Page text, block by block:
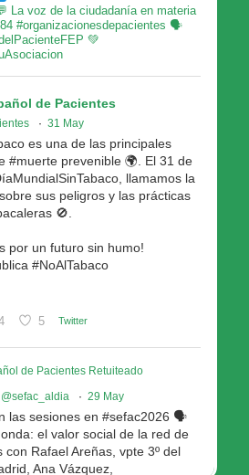
voz de la ciudadanía en materia
#organizacionesdepacientes 🗣
💚
de Pacientes
· 31 May
es una de las principales
#muerte prevenible 🌍. El 31 de
llamamos la
sus peligros y las prácticas
🚫.
por un futuro sin humo!
#NoAlTabaco
5 Twitter
de Pacientes Retuiteado
@sefac_aldia · 29 May
las sesiones en #sefac2026 🗣️
el valor social de la red de
con Rafael Areñas, vpte 3º del
Ana Vázquez,